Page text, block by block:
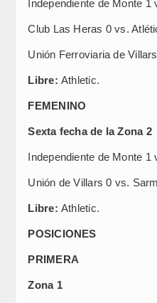
Independiente de Monte
Club Las Heras 0 vs.
Unión Ferroviaria de
Libre: Athletic.
FEMENINO
Sexta fecha de la Zona 2
Independiente de Monte 1
Unión de Villars 0 vs.
Libre: Athletic.
POSICIONES
PRIMERA
Zona 1